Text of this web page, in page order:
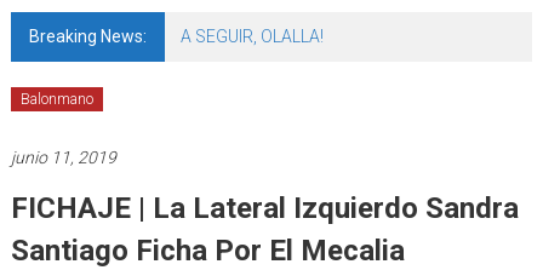
Breaking News: A SEGUIR, OLALLA!
Balonmano
junio 11, 2019
FICHAJE | La Lateral Izquierdo Sandra
Santiago Ficha Por El Mecalia